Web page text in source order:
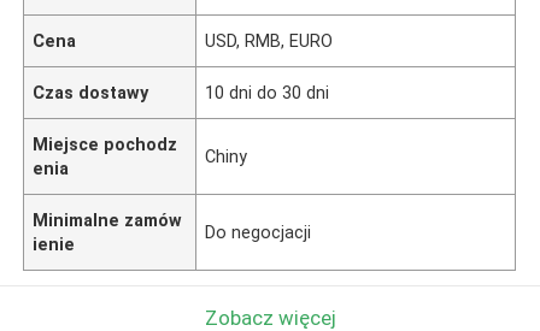
Cena USD, RMB, EURO
Czas dostawy 10 dni do 30 dni
Miejsce pochodz
enia
Chiny
Minimalne zamów
ienie
Do negocjacji
Zobacz więcej